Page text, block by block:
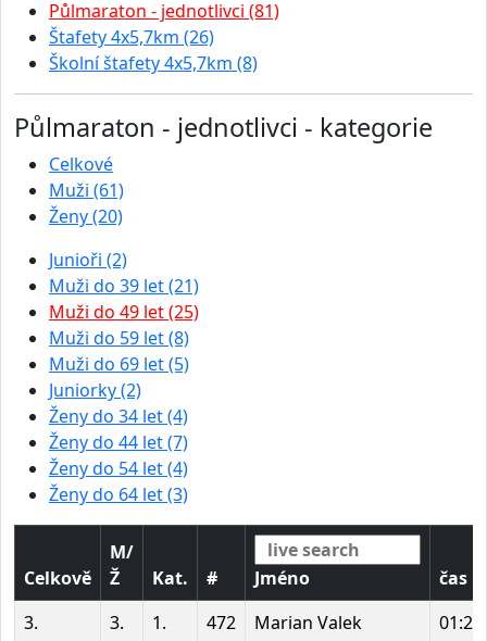
Půlmaraton - jednotlivci (81)
Štafety 4x5,7km (26)
Školní štafety 4x5,7km (8)
Půlmaraton - jednotlivci - kategorie
Celkové
Muži (61)
Ženy (20)
Junioři (2)
Muži do 39 let (21)
Muži do 49 let (25)
Muži do 59 let (8)
Muži do 69 let (5)
Juniorky (2)
Ženy do 34 let (4)
Ženy do 44 let (7)
Ženy do 54 let (4)
Ženy do 64 let (3)
Celkově
M/
Ž
Kat. # Jméno
čas
3.
3. 1. 472 Marian Valek